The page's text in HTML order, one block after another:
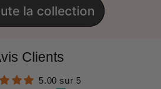
la collection
Clients
5.00 sur 5